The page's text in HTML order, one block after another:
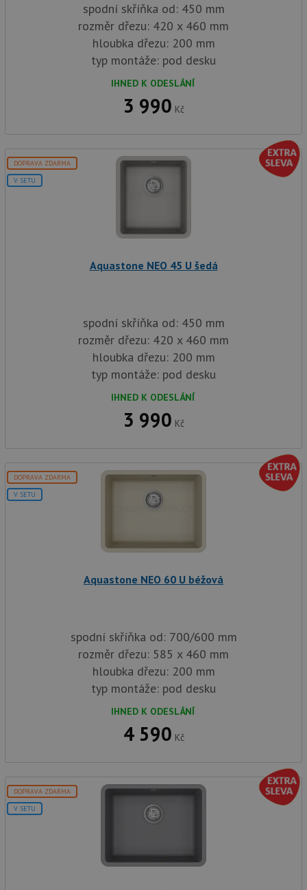
spodní skříňka od: 450 mm
rozměr dřezu: 420 x 460 mm
hloubka dřezu: 200 mm
typ montáže: pod desku
IHNED K ODESLÁNÍ
3 990 Kč
DOPRAVA ZDARMA
V SETU
Aquastone NEO 45 U šedá
spodní skříňka od: 450 mm
rozměr dřezu: 420 x 460 mm
hloubka dřezu: 200 mm
typ montáže: pod desku
IHNED K ODESLÁNÍ
3 990 Kč
DOPRAVA ZDARMA
V SETU
Aquastone NEO 60 U béžová
spodní skříňka od: 700/600 mm
rozměr dřezu: 585 x 460 mm
hloubka dřezu: 200 mm
typ montáže: pod desku
IHNED K ODESLÁNÍ
4 590 Kč
DOPRAVA ZDARMA
V SETU